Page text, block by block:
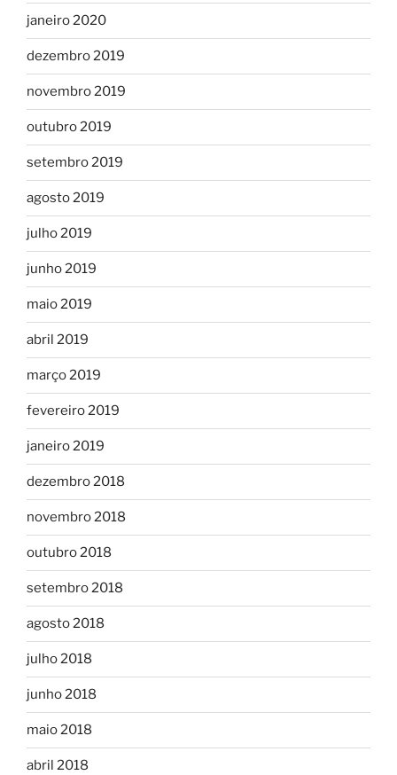
janeiro 2020
dezembro 2019
novembro 2019
outubro 2019
setembro 2019
agosto 2019
julho 2019
junho 2019
maio 2019
abril 2019
março 2019
fevereiro 2019
janeiro 2019
dezembro 2018
novembro 2018
outubro 2018
setembro 2018
agosto 2018
julho 2018
junho 2018
maio 2018
abril 2018